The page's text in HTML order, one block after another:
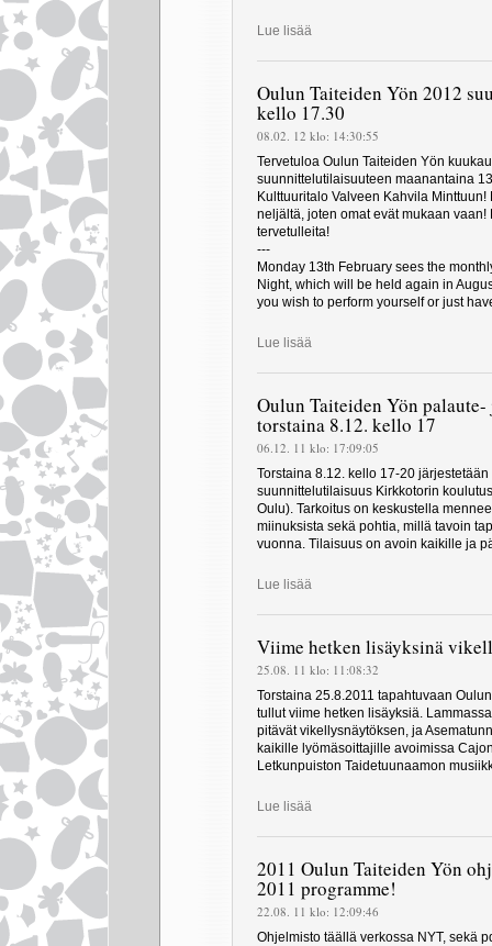
Lue lisää
Oulun Taiteiden Yön 2012
kello 17.30
08.02. 12 klo: 14:30:55
Tervetuloa Oulun Taiteiden Yön
suunnittelutilaisuuteen maanantaina
Kulttuuritalo Valveen Kahvila
neljältä, joten omat evät mukaan
tervetulleita!
---
Monday 13th February sees the
Night, which will be held again in
you wish to perform yourself or just
Lue lisää
Oulun Taiteiden Yön
torstaina 8.12. kello 17
06.12. 11 klo: 17:09:05
Torstaina 8.12. kello 17-20
suunnittelutilaisuus Kirkkotorin
Oulu). Tarkoitus on keskustella
miinuksista sekä pohtia, millä tavoin
vuonna. Tilaisuus on avoin kaikille ja
Lue lisää
Viime hetken lisäyksinä
25.08. 11 klo: 11:08:32
Torstaina 25.8.2011 tapahtuvaan
tullut viime hetken lisäyksiä.
pitävät vikellysnäytöksen, ja
kaikille lyömäsoittajille avoimissa
Letkunpuiston Taidetuunaamon
Lue lisää
2011 Oulun Taiteiden Yön
2011 programme!
22.08. 11 klo: 12:09:46
Ohjelmisto täällä verkossa NYT, sekä